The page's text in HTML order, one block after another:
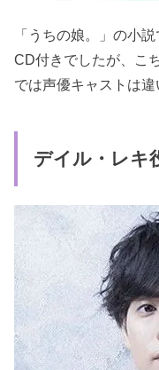
「うちの娘。」の小
CD付きでしたが、こ
では声優キャストは違
デイル・レ